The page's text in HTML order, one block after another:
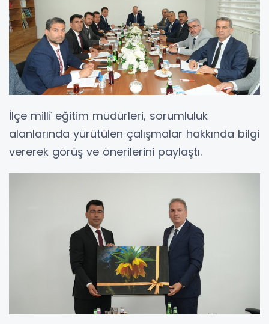
İlçe millî eğitim müdürleri, sorumluluk
alanlarında yürütülen çalışmalar hakkında bilgi
vererek görüş ve önerilerini paylaştı.